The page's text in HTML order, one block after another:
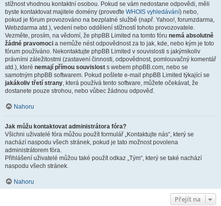
stížnost vhodnou kontaktní osobou. Pokud se vám nedostane odpovědi, měli
byste kontaktovat majitele domény (proveďte WHOIS vyhledávání) nebo,
pokud je fórum provozováno na bezplatné službě (např. Yahoo!, forumzdarma,
Webzdarma atd.), vedení nebo oddělení stížností tohoto provozovatele.
Vezměte, prosím, na vědomí, že phpBB Limited na tomto fóru nemá absolutně
žádné pravomoci a nemůže nést odpovědnost za to jak, kde, nebo kým je toto
fórum používáno. Nekontaktujte phpBB Limited v souvislosti s jakýmikoliv
právními záležitostmi (zastavení činnosti, odpovědnost, pomlouvačný komentář
atd.), které nemají přímou souvislost s webem phpBB.com, nebo se
samotným phpBB softwarem. Pokud pošlete e-mail phpBB Limited týkající se
jakákoliv třetí strany, která používá tento software, můžete očekávat, že
dostanete pouze strohou, nebo vůbec žádnou odpověď.
Nahoru
Jak můžu kontaktovat administrátora fóra?
Všichni uživatelé fóra můžou použít formulář „Kontaktujte nás“, který se
nachází naspodu všech stránek, pokud je tato možnost povolena
administrátorem fóra.
Přihlášení uživatelé můžou také použít odkaz „Tým“, který se také nachází
naspodu všech stránek.
Nahoru
Přejít na